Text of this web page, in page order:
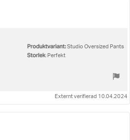
Produktvariant:Studio Oversized Pants
Storlek: Perfekt
Externt verifierad 10.04.2024